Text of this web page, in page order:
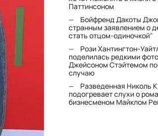
Паттинсоном
Бойфренд Дакоты
странным заявлением о
стать отцом-одиночкой"
Рози Хантингтон-
поделилась редкими
Джейсоном Стэйтемом
случаю
Разведенная Николь
подогревает слухи о
бизнесменом Майклом